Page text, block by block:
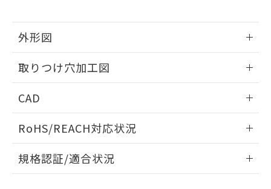
外形図
取りつけ穴加工図
CAD
ドすることができます。
ログイン/会員登録
RoHS/REACH対応状況
EU RoHS 注意事項・凡例
規格認証/適合状況
および当社の共同利用者が、当社の製
※当社の共同利用者とは、
の共同利用に関して"
の「1.共同利
とができます。
EU RoHS指令（10物質）の非含有証明書
ものではありません。
また、RoHS指令のフタル酸エステル類４
物質の対応では、対応完了までの期間は出
荷製品に未対応品が混在することから備考
欄に対応日を記載しておりました。